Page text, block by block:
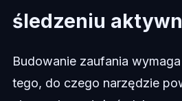
śledzeniu
Budowanie zaufania
tego, do czego narzędzie